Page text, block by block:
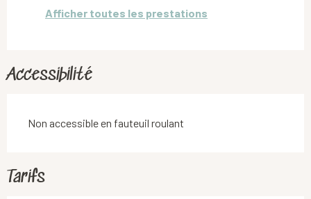
Afficher toutes les prestations
Accessibilité
Non accessible en fauteuil roulant
Tarifs